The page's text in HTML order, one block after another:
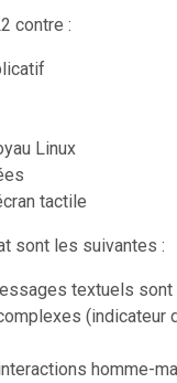
contre :
Linux
tactile
sont les suivantes :
textuels
homme-